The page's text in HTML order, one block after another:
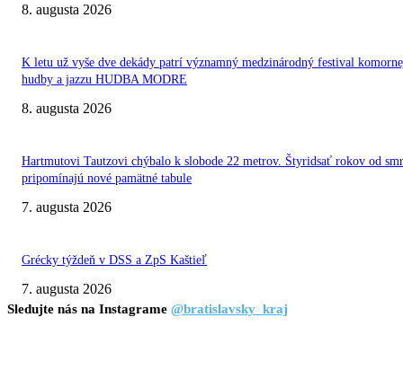
8. augusta 2026
K letu už vyše dve dekády patrí významný medzinárodný festival
hudby a jazzu HUDBA MODRE
8. augusta 2026
Hartmutovi Tautzovi chýbalo k slobode 22 metrov. Štyridsať rokov od
pripomínajú nové pamätné tabule
7. augusta 2026
Grécky týždeň v DSS a ZpS Kaštieľ
7. augusta 2026
Sledujte nás na Instagrame @bratislavsky_kraj